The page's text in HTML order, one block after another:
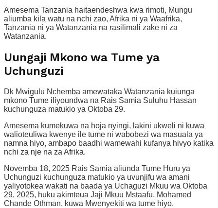
Amesema Tanzania haitaendeshwa kwa rimoti, Mungu
aliumba kila watu na nchi zao, Afrika ni ya Waafrika,
Tanzania ni ya Watanzania na rasilimali zake ni za
Watanzania.
Uungaji Mkono wa Tume ya
Uchunguzi
Dk Mwigulu Nchemba amewataka Watanzania kuiunga
mkono Tume iliyoundwa na Rais Samia Suluhu Hassan
kuchunguza matukio ya Oktoba 29.
Amesema kumekuwa na hoja nyingi, lakini ukweli ni kuwa
walioteuliwa kwenye ile tume ni wabobezi wa masuala ya
namna hiyo, ambapo baadhi wamewahi kufanya hivyo katika
nchi za nje na za Afrika.
Novemba 18, 2025 Rais Samia aliunda Tume Huru ya
Uchunguzi kuchunguza matukio ya uvunjifu wa amani
yaliyotokea wakati na baada ya Uchaguzi Mkuu wa Oktoba
29, 2025, huku akimteua Jaji Mkuu Mstaafu, Mohamed
Chande Othman, kuwa Mwenyekiti wa tume hiyo.